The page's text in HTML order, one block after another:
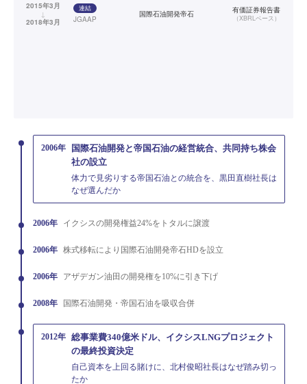
2015年3月
↓
2018年3月
連結
JGAAP
国際石油開発帝石 有価証券報告書
（XBRLベース）
2006年
国際石油開発と帝国石油の経営統合、共同持ち株会
社の設立
体力で見劣りする帝国石油との統合を、黒田直樹社長は
なぜ選んだか
2006年 イクシスの開発権益24%をトタルに譲渡
2006年 株式移転により国際石油開発帝石HDを設立
2006年 アザデガン油田の開発権を10%に引き下げ
2008年 国際石油開発・帝国石油を吸収合併
2012年 総事業費340億米ドル、イクシスLNGプロジェクト
の最終投資決定
自己資本を上回る賭けに、北村俊昭社長はなぜ踏み切っ
たか